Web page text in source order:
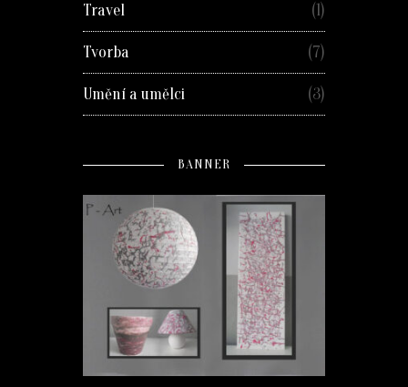
Travel (1)
Tvorba (7)
Umění a umělci (3)
BANNER